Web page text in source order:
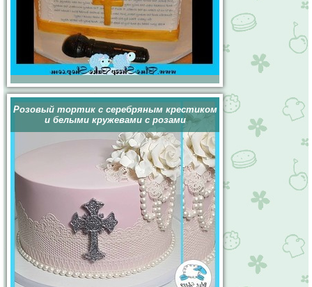
Розовый тортик с серебряным крестиком
и белыми кружевами с розами